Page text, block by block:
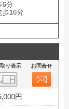
6分
歩16分
り表示 お問合せ
円